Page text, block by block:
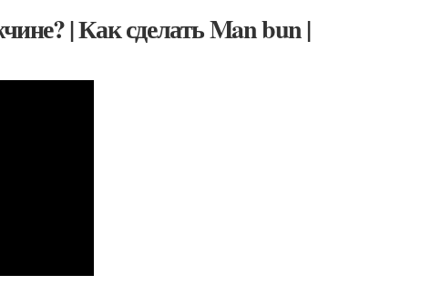
| Как сделать Man bun |